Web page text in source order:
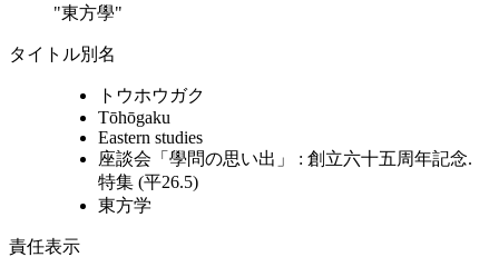
"東方學"
タイトル別名
トウホウガク
Tōhōgaku
Eastern studies
座談会「學問の思い出」 : 創立六十五周年記念.
特集 (平26.5)
東方学
責任表示